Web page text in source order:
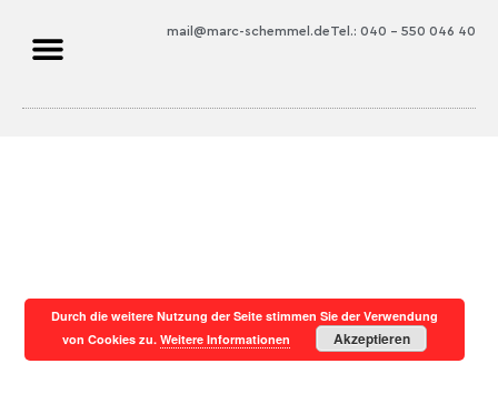
Tel.: 040 – 550 046 40
mail@marc-schemmel.de
Durch die weitere Nutzung der Seite stimmen Sie der Verwendung
von Cookies zu.Weitere Informationen Akzeptieren